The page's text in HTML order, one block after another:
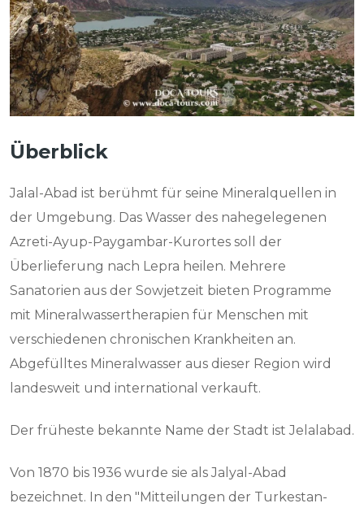
Überblick
Jalal-Abad ist berühmt für seine Mineralquellen in
der Umgebung. Das Wasser des nahegelegenen
Azreti-Ayup-Paygambar-Kurortes soll der
Überlieferung nach Lepra heilen. Mehrere
Sanatorien aus der Sowjetzeit bieten Programme
mit Mineralwassertherapien für Menschen mit
verschiedenen chronischen Krankheiten an.
Abgefülltes Mineralwasser aus dieser Region wird
landesweit und international verkauft.
Der früheste bekannte Name der Stadt ist Jelalabad.
Von 1870 bis 1936 wurde sie als Jalyal-Abad
bezeichnet. In den "Mitteilungen der Turkestan-